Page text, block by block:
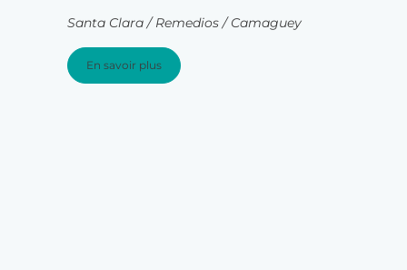
Santa Clara / Remedios / Camaguey
En savoir plus